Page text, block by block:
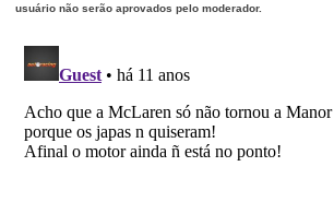
usuário não serão aprovados pelo moderador.